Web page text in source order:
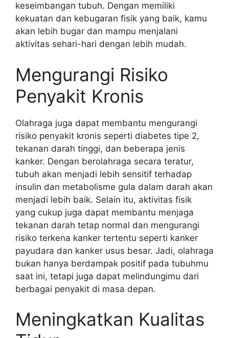
keseimbangan tubuh. Dengan memiliki
kekuatan dan kebugaran fisik yang baik, kamu
akan lebih bugar dan mampu menjalani
aktivitas sehari-hari dengan lebih mudah.
Mengurangi Risiko
Penyakit Kronis
Olahraga juga dapat membantu mengurangi
risiko penyakit kronis seperti diabetes tipe 2,
tekanan darah tinggi, dan beberapa jenis
kanker. Dengan berolahraga secara teratur,
tubuh akan menjadi lebih sensitif terhadap
insulin dan metabolisme gula dalam darah akan
menjadi lebih baik. Selain itu, aktivitas fisik
yang cukup juga dapat membantu menjaga
tekanan darah tetap normal dan mengurangi
risiko terkena kanker tertentu seperti kanker
payudara dan kanker usus besar. Jadi, olahraga
bukan hanya berdampak positif pada tubuhmu
saat ini, tetapi juga dapat melindungimu dari
berbagai penyakit di masa depan.
Meningkatkan Kualitas